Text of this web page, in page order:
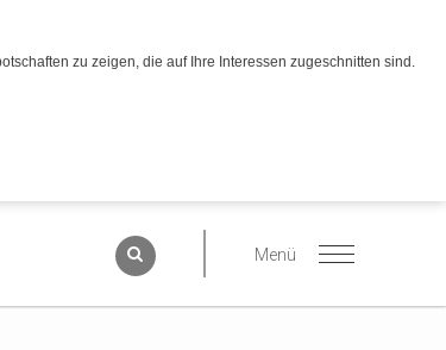
zu zeigen, die auf Ihre Interessen zugeschnitten sind.